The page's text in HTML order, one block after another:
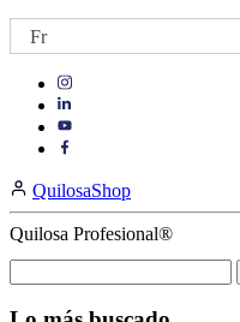
Fr
Visit
https://
Visit
our
Visit
page
https://
page
QuilosaShop
Quilosa Profesional®